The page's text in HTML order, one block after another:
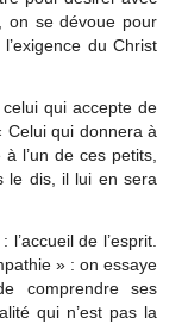
on se dévoue pour
du Christ
qui accepte de
qui donnera à
l’un de ces petits,
le dis, il lui en sera
de l’esprit.
» : on essaye
comprendre ses
qui n’est pas la